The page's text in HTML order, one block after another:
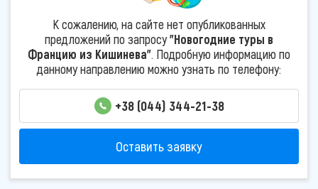
К сожалению, на сайте нет опубликованных
предложений по запросу"Новогодние туры в
Францию из Кишинева". Подробную информацию по
данному направлению можно узнать по телефону:
+38 (044) 344-21-38
Оставить заявку